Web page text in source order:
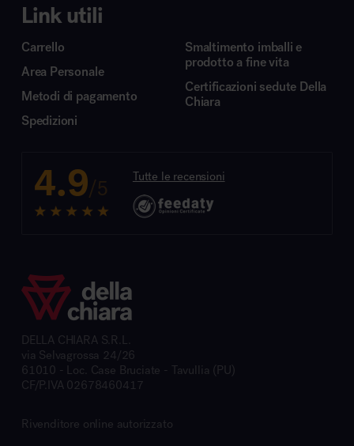
Link utili
Carrello
Area Personale
Metodi di pagamento
Spedizioni
Smaltimento imballi e
prodotto a fine vita
Certificazioni sedute Della
Chiara
4.9/5 Tutte le recensioni
DELLA CHIARA S.R.L.
via Selvagrossa 24/26
61010 - Loc. Case Bruciate - Tavullia (PU)
CF/P.IVA 02678460417
Rivenditore online autorizzato